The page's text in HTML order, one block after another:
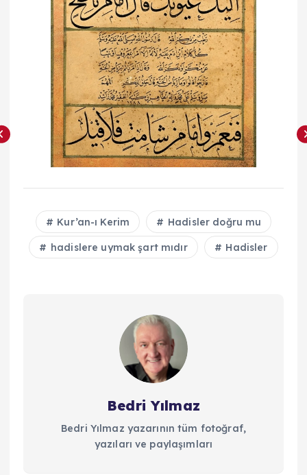
Kur’an-ı Kerim Hadisler doğru mu
hadislere uymak şart mıdır Hadisler
Bedri Yılmaz
Bedri Yılmaz yazarının tüm fotoğraf,
yazıları ve paylaşımları